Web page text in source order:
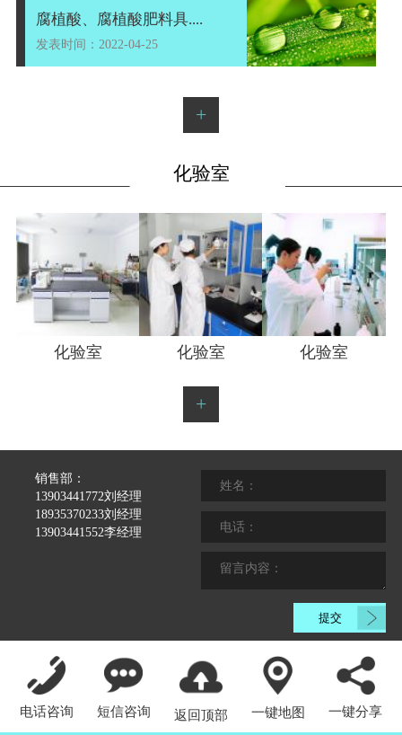
腐植酸、腐植酸肥料具....
发表时间：2022-04-25
+
化验室
化验室 化验室 化验室
+
销售部：
13903441772刘经理
18935370233刘经理
13903441552李经理
电话咨询 短信咨询 返回顶部 一键地图 一键分享